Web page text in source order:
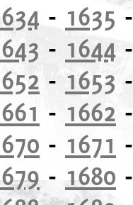
- 1635
- 1644
- 1653
- 1662
- 1671
- 1680